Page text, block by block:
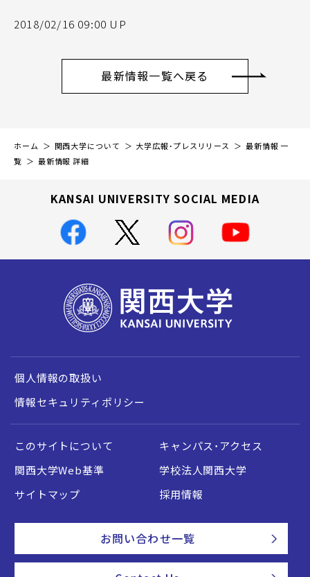
2018/02/16 09:00 UP
最新情報一覧へ戻る
ホーム 関西大学について 大学広報・プレスリリース
最新情報 一
覧
最新情報 詳細
KANSAI UNIVERSITY SOCIAL MEDIA
個人情報の取扱い
情報セキュリティポリシー
このサイトについて
キャンパス・アクセス
関西大学Web基準
学校法人関西大学
サイトマップ
採用情報
お問い合わせ一覧